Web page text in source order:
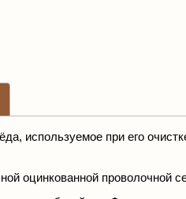
используемое при его
оцинкованной проволочной